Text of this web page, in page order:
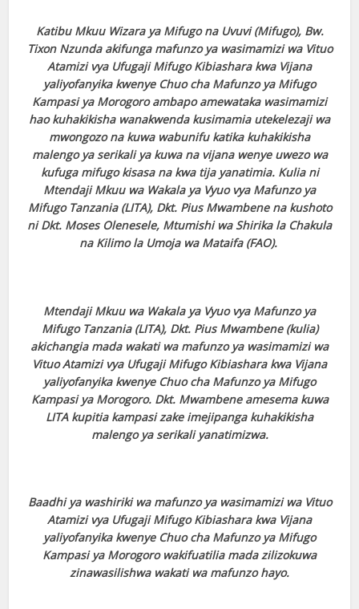
Katibu Mkuu Wizara ya Mifugo na Uvuvi (Mifugo), Bw.
Tixon Nzunda akifunga mafunzo ya wasimamizi wa Vituo
Atamizi vya Ufugaji Mifugo Kibiashara kwa Vijana
yaliyofanyika kwenye Chuo cha Mafunzo ya Mifugo
Kampasi ya Morogoro ambapo amewataka wasimamizi
hao kuhakikisha wanakwenda kusimamia utekelezaji wa
mwongozo na kuwa wabunifu katika kuhakikisha
malengo ya serikali ya kuwa na vijana wenye uwezo wa
kufuga mifugo kisasa na kwa tija yanatimia. Kulia ni
Mtendaji Mkuu wa Wakala ya Vyuo vya Mafunzo ya
Mifugo Tanzania (LITA), Dkt. Pius Mwambene na kushoto
ni Dkt. Moses Olenesele, Mtumishi wa Shirika la Chakula
na Kilimo la Umoja wa Mataifa (FAO).
Mtendaji Mkuu wa Wakala ya Vyuo vya Mafunzo ya
Mifugo Tanzania (LITA), Dkt. Pius Mwambene (kulia)
akichangia mada wakati wa mafunzo ya wasimamizi wa
Vituo Atamizi vya Ufugaji Mifugo Kibiashara kwa Vijana
yaliyofanyika kwenye Chuo cha Mafunzo ya Mifugo
Kampasi ya Morogoro. Dkt. Mwambene amesema kuwa
LITA kupitia kampasi zake imejipanga kuhakikisha
malengo ya serikali yanatimizwa.
Baadhi ya washiriki wa mafunzo ya wasimamizi wa Vituo
Atamizi vya Ufugaji Mifugo Kibiashara kwa Vijana
yaliyofanyika kwenye Chuo cha Mafunzo ya Mifugo
Kampasi ya Morogoro wakifuatilia mada zilizokuwa
zinawasilishwa wakati wa mafunzo hayo.